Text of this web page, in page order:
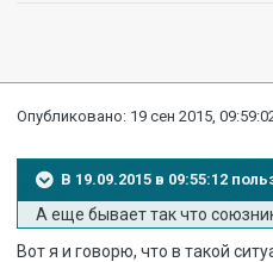
Опубликовано: 19 сен 2015,
В 19.09.2015 в 09:55:12
А еще бывает так что
Вот я и говорю, что в такой